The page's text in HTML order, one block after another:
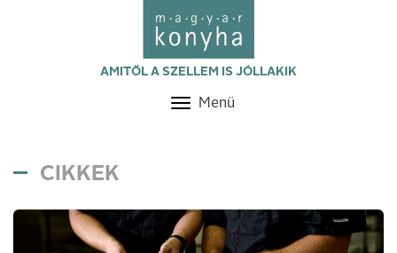
AMITŐL A SZELLEM IS JÓLLAKIK
Toggle
Menü
CIKKEK